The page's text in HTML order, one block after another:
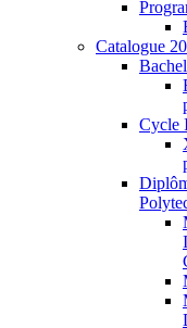
Catalogue
Cycle